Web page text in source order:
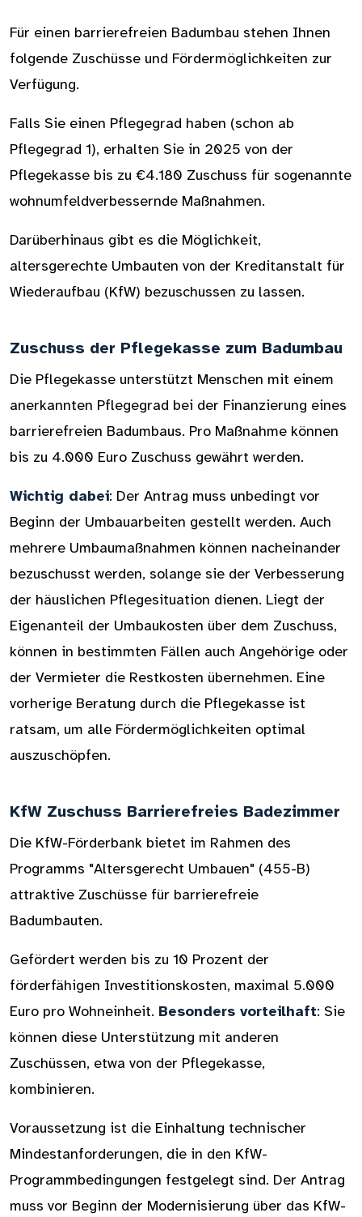
Für einen barrierefreien Badumbau stehen Ihnen
folgende Zuschüsse und Fördermöglichkeiten zur
Verfügung.
Falls Sie einen Pflegegrad haben (schon ab
Pflegegrad 1), erhalten Sie in 2025 von der
Pflegekasse bis zu €4.180 Zuschuss für sogenannte
wohnumfeldverbessernde Maßnahmen.
Darüberhinaus gibt es die Möglichkeit,
altersgerechte Umbauten von der Kreditanstalt für
Wiederaufbau (KfW) bezuschussen zu lassen.
Zuschuss der Pflegekasse zum Badumbau
Die Pflegekasse unterstützt Menschen mit einem
anerkannten Pflegegrad bei der Finanzierung eines
barrierefreien Badumbaus. Pro Maßnahme können
bis zu 4.000 Euro Zuschuss gewährt werden.
Wichtig dabei: Der Antrag muss unbedingt vor
Beginn der Umbauarbeiten gestellt werden. Auch
mehrere Umbaumaßnahmen können nacheinander
bezuschusst werden, solange sie der Verbesserung
der häuslichen Pflegesituation dienen. Liegt der
Eigenanteil der Umbaukosten über dem Zuschuss,
können in bestimmten Fällen auch Angehörige oder
der Vermieter die Restkosten übernehmen. Eine
vorherige Beratung durch die Pflegekasse ist
ratsam, um alle Fördermöglichkeiten optimal
auszuschöpfen.
KfW Zuschuss Barrierefreies Badezimmer
Die KfW-Förderbank bietet im Rahmen des
Programms "Altersgerecht Umbauen" (455-B)
attraktive Zuschüsse für barrierefreie
Badumbauten.
Gefördert werden bis zu 10 Prozent der
förderfähigen Investitionskosten, maximal 5.000
Euro pro Wohneinheit. Besonders vorteilhaft: Sie
können diese Unterstützung mit anderen
Zuschüssen, etwa von der Pflegekasse,
kombinieren.
Voraussetzung ist die Einhaltung technischer
Mindestanforderungen, die in den KfW-
Programmbedingungen festgelegt sind. Der Antrag
muss vor Beginn der Modernisierung über das KfW-